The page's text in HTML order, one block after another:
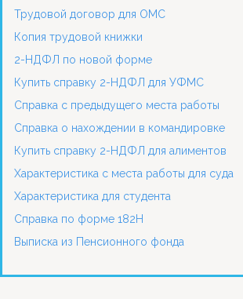
Трудовой договор для ОМС
Копия трудовой книжки
2-НДФЛ по новой форме
Купить справку 2-НДФЛ для УФМС
Справка с предыдущего места работы
Справка о нахождении в командировке
Купить справку 2-НДФЛ для алиментов
Характеристика с места работы для суда
Характеристика для студента
Справка по форме 182Н
Выписка из Пенсионного фонда